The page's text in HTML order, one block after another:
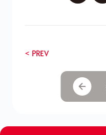
< PREV